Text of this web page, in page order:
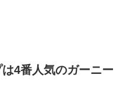
4番人気のガーニー